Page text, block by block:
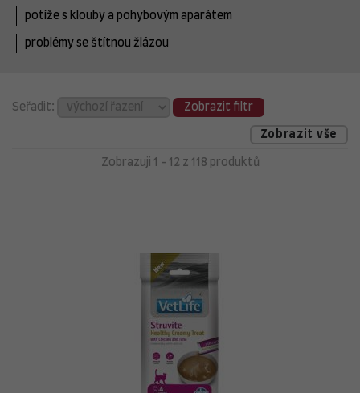
potíže s klouby a pohybovým aparátem
problémy se štítnou žlázou
Seřadit: Zobrazit filtr
Zobrazit vše
Zobrazuji 1 - 12 z 118 produktů